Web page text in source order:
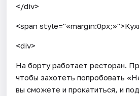
</div>
<span
<div>
На борту работает ресторан.
чтобы захотеть попробовать
вы сможете и прокатиться, и